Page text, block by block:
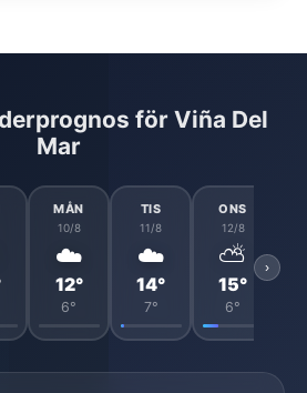
för Viña Del
Mar
MÅN
10/8
☁️
12°
6°
TIS
11/8
☁️
14°
7°
ONS
12/8
⛅
15°
6°
›